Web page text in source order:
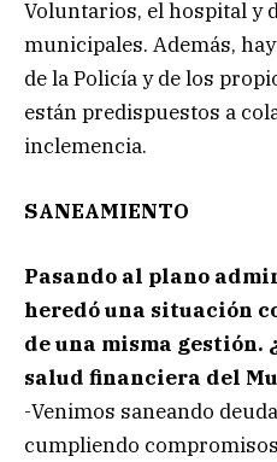
Voluntarios, el hospital y
municipales. Además,
de la Policía y de los
están predispuestos a
inclemencia.
SANEAMIENTO
Pasando al plano
heredó una situación
de una misma gestión.
salud financiera del
-Venimos saneando
cumpliendo